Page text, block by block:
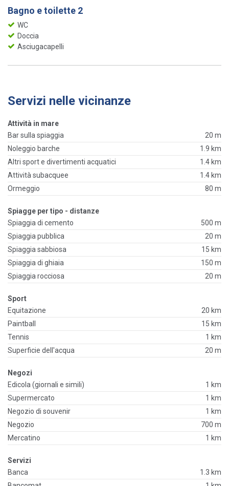
Bagno e toilette 2
WC
Doccia
Asciugacapelli
Servizi nelle vicinanze
Attività in mare
Bar sulla spiaggia
20 m
Noleggio barche
1.9 km
Altri sport e divertimenti acquatici
1.4 km
Attività subacquee
1.4 km
Ormeggio
80 m
Spiagge per tipo - distanze
Spiaggia di cemento
500 m
Spiaggia pubblica
20 m
Spiaggia sabbiosa
15 km
Spiaggia di ghiaia
150 m
Spiaggia rocciosa
20 m
Sport
Equitazione
20 km
Paintball
15 km
Tennis
1 km
Superficie dell'acqua
20 m
Negozi
Edicola (giornali e simili)
1 km
Supermercato
1 km
Negozio di souvenir
1 km
Negozio
700 m
Mercatino
1 km
Servizi
Banca
1.3 km